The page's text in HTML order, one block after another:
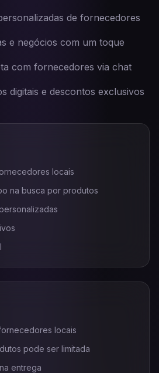
de fornecedores
e negócios com um toque
com fornecedores via chat
digitais e descontos exclusivos
locais
na busca por produtos
locais
pode ser limitada
entrega